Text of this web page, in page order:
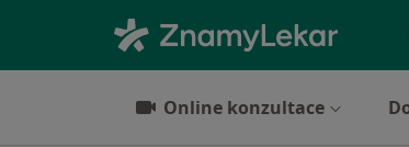
Online konzultace